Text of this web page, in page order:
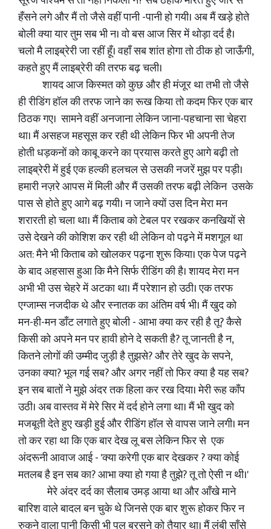
हँसने लगे और मैं तो जैसे वहीं पानी -पानी हो गयी। अब मैं खड़े होते
बोली क्या यार तुम सब भी न। वो बस आज सिर में थोड़ा दर्द है।
चलो मै लाइब्रेरी जा रहीं हूँ। वहाँ सब शांत होगा तो ठीक हो जाऊँगी,
कहते हुए मैं लाइब्रेरी की तरफ बढ़ चली।
शायद आज किस्मत को कुछ और ही मंजूर था तभी तो जैसे
ही रीडिंग हॉल की तरफ जाने का रूख किया तो कदम फिर एक बार
ठिठक गए। सामने वहीं अनजाना लेकिन जाना-पहचाना सा चेहरा
था। मैं असहज महसूस कर रही थी लेकिन फिर भी अपनी तेज
होती धड़कनों को काबू करने का प्रयास करते हुए आगे बढ़ी तो
लाइब्रेरी में हुई एक हल्की हलचल से उसकी नजरें मुझ पर पड़ी।
हमारी नज़रे आपस में मिली और मैं उसकी तरफ बढ़ी लेकिन उसके
पास से होते हुए आगे बढ़ गयी। न जाने क्यों उस दिन मेरा मन
शरारती हो चला था। मैं किताब को टेबल पर रखकर कनखियों से
उसे देखने की कोशिश कर रही थी लेकिन वो पढ़ने में मशगूल था
अत: मैने भी किताब को खोलकर पढ़ना शुरू किया। एक पेज पढ़ने
के बाद अहसास हुआ कि मैने सिर्फ रीडिंग की है। शायद मेरा मन
अभी भी उस चेहरे में अटका था। मैं परेशान हो उठी। एक तरफ
एग्जाम्स नजदीक थे और स्नातक का अंतिम वर्ष भी। मैं खुद को
मन-ही-मन डाँट लगाते हुए बोली - आभा क्या कर रही है तू? कैसे
किसी को अपने मन पर हावी होने दे सकती है? तू जानती है न,
कितने लोगों की उम्मीद जुड़ी है तुझसे? और तेरे खुद के सपने,
उनका क्या? भूल गई सब? और अगर नहीं तो फिर क्या है यह सब?
इन सब बातों ने मुझे अंदर तक हिला कर रख दिया। मेरी रूह काँप
उठी। अब वास्तव में मेरे सिर में दर्द होने लगा था। मैं भी खुद को
मजबूती देते हुए खड़ी हुई और रीडिंग हॉल से वापस जाने लगी। मन
तो कर रहा था कि एक बार देख लू बस लेकिन फिर से एक
अंदरूनी आवाज आई - 'क्या करेगी एक बार देखकर ? क्या कोई
मतलब है इन सब का? आभा क्या हो गया है तुझे? तू तो ऐसी न थी।'
मेरे अंदर दर्द का सैलाब उमड़ आया था और आँखे माने
बारिश वाले बादल बन चुके थे जिनसे एक बार शुरू होकर फिर न